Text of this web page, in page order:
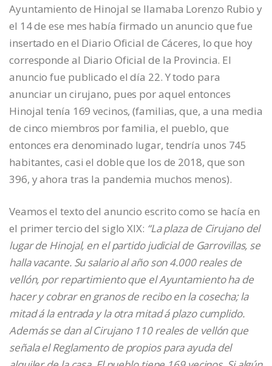
Ayuntamiento de Hinojal se llamaba Lorenzo Rubio y
el 14 de ese mes había firmado un anuncio que fue
insertado en el Diario Oficial de Cáceres, lo que hoy
corresponde al Diario Oficial de la Provincia. El
anuncio fue publicado el día 22. Y todo para
anunciar un cirujano, pues por aquel entonces
Hinojal tenía 169 vecinos, (familias, que, a una media
de cinco miembros por familia, el pueblo, que
entonces era denominado lugar, tendría unos 745
habitantes, casi el doble que los de 2018, que son
396, y ahora tras la pandemia muchos menos).
Veamos el texto del anuncio escrito como se hacía en
el primer tercio del siglo XIX: “La plaza de Cirujano del
lugar de Hinojal, en el partido judicial de Garrovillas, se
halla vacante. Su salario al año son 4.000 reales de
vellón, por repartimiento que el Ayuntamiento ha de
hacer y cobrar en granos de recibo en la cosecha; la
mitad á la entrada y la otra mitad á plazo cumplido.
Además se dan al Cirujano 110 reales de vellón que
señala el Reglamento de propios para ayuda del